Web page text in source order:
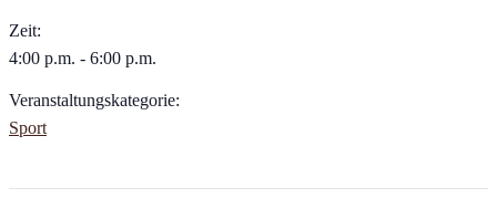
Zeit:
4:00 p.m. - 6:00 p.m.
Veranstaltungskategorie:
Sport